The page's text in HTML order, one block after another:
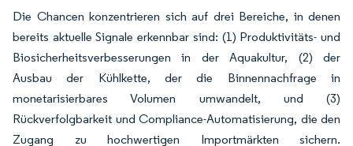
Die Chancen konzentrieren sich auf drei Bereiche, in denen
bereits aktuelle Signale erkennbar sind: (1) Produktivitäts- und
Biosicherheitsverbesserungen in der Aquakultur, (2) der
Ausbau der Kühlkette, der die Binnennachfrage in
monetarisierbares Volumen umwandelt, und (3)
Rückverfolgbarkeit und Compliance-Automatisierung, die den
Zugang zu hochwertigen Importmärkten sichern.